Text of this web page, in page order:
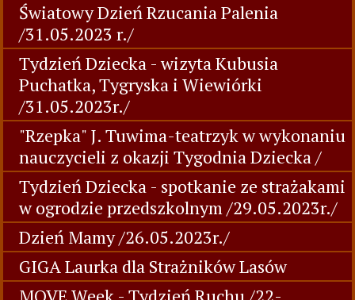
Światowy Dzień Rzucania Palenia
/31.05.2023 r./
Tydzień Dziecka - wizyta Kubusia
Puchatka, Tygryska i Wiewiórki
/31.05.2023r./
"Rzepka" J. Tuwima-teatrzyk w wykonaniu
nauczycieli z okazji Tygodnia Dziecka /
Tydzień Dziecka - spotkanie ze strażakami
w ogrodzie przedszkolnym /29.05.2023r./
Dzień Mamy /26.05.2023r./
GIGA Laurka dla Strażników Lasów